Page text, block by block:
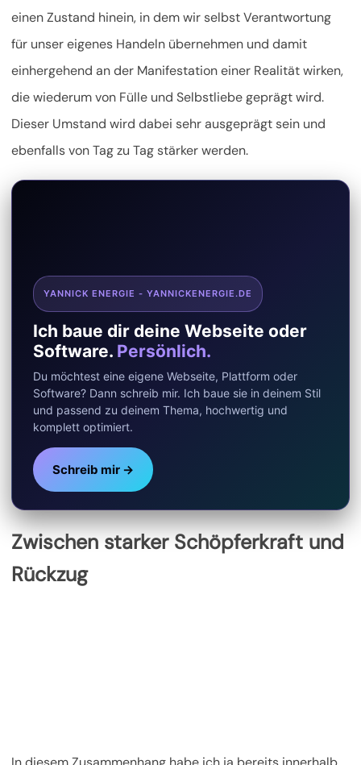
einen Zustand hinein, in dem wir selbst Verantwortung
für unser eigenes Handeln übernehmen und damit
einhergehend an der Manifestation einer Realität wirken,
die wiederum von Fülle und Selbstliebe geprägt wird.
Dieser Umstand wird dabei sehr ausgeprägt sein und
ebenfalls von Tag zu Tag stärker werden.
YANNICK ENERGIE - YANNICKENERGIE.DE
Ich baue dir deine Webseite oder
Software. Persönlich.
Du möchtest eine eigene Webseite, Plattform oder
Software? Dann schreib mir. Ich baue sie in deinem Stil
und passend zu deinem Thema, hochwertig und
komplett optimiert.
Schreib mir →
Zwischen starker Schöpferkraft und
Rückzug